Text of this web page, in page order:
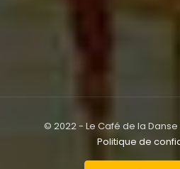
© 2022 - Le Café de la
Politique de